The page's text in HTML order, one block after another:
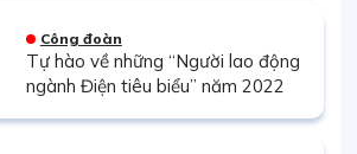
Công đoàn
Tự hào về những “Người lao động
ngành Điện tiêu biểu” năm 2022